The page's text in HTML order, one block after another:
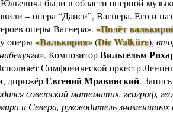
были в области оперной
– опера “Даиси”, Вагнера. Его и
оперы Вагнера». «Полёт
оперы«Валькирия»(Die Walküre),
. КомпозиторВильгельм
Симфонической оркестр
дирижёрЕвгений Мравинский.
советский математик, географ,
и Севера, руководитель знаменитых